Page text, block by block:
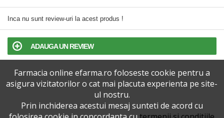
Inca nu sunt review-uri la acest produs !
ADAUGA UN REVIEW
TERMENI SI CONDITII
POLITICA DE CONFIDENTIALITATE
Farmacia online efarma.ro foloseste cookie pentru a
asigura vizitatorilor o cat mai placuta experienta pe site-
ul nostru.
Prin inchiderea acestui mesaj sunteti de acord cu